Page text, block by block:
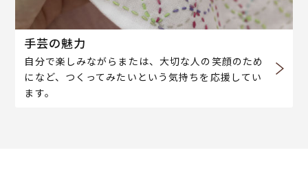
手芸の魅力
自分で楽しみながらまたは、大切な人の笑顔のため
になど、つくってみたいという気持ちを応援してい
ます。